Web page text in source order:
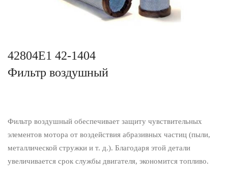
42804E1 42-1404
Фильтр воздушный
Фильтр воздушный обеспечивает защиту чувствительных
элементов мотора от воздействия абразивных частиц (пыли,
металлической стружки и т. д.). Благодаря этой детали
увеличивается срок службы двигателя, экономится топливо.